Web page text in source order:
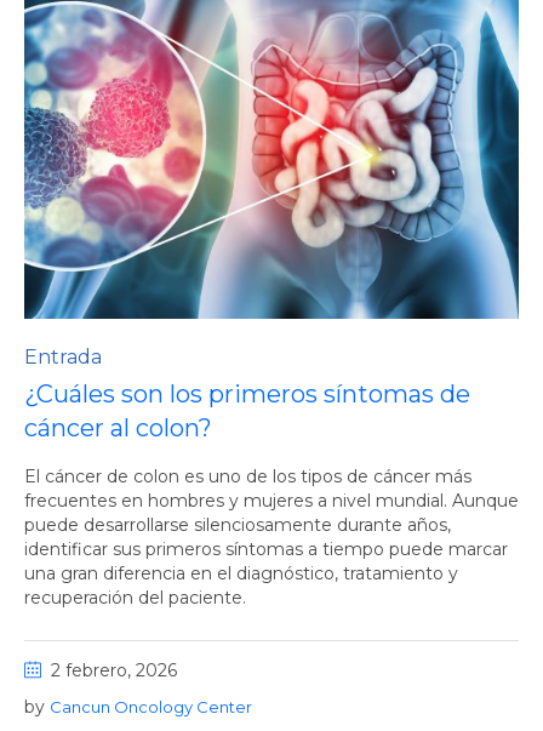
Entrada
¿Cuáles son los primeros síntomas de
cáncer al colon?
El cáncer de colon es uno de los tipos de cáncer más
frecuentes en hombres y mujeres a nivel mundial. Aunque
puede desarrollarse silenciosamente durante años,
identificar sus primeros síntomas a tiempo puede marcar
una gran diferencia en el diagnóstico, tratamiento y
recuperación del paciente.
2 febrero, 2026
by Cancun Oncology Center